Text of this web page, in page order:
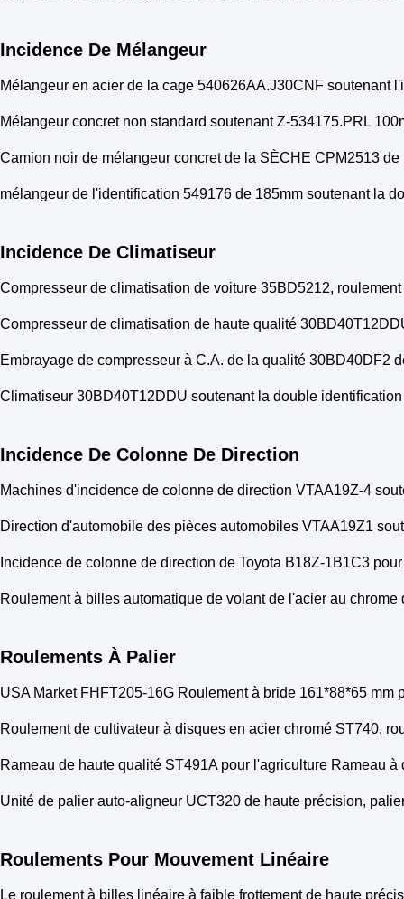
Incidence De Mélangeur
Mélangeur en acier de la cage 540626AA.J30CNF soutenant
Mélangeur concret non standard soutenant Z-534175.PRL
Camion noir de mélangeur concret de la SÈCHE CPM2513
mélangeur de l'identification 549176 de 185mm soutenant la
Incidence De Climatiseur
Compresseur de climatisation de voiture 35BD5212,
Compresseur de climatisation de haute qualité
Embrayage de compresseur à C.A. de la qualité 30BD40DF2
Climatiseur 30BD40T12DDU soutenant la double
Incidence De Colonne De Direction
Machines d'incidence de colonne de direction VTAA19Z-4
Direction d'automobile des pièces automobiles VTAA19Z1
Incidence de colonne de direction de Toyota B18Z-1B1C3
Roulement à billes automatique de volant de l'acier au
Roulements À Palier
USA Market FHFT205-16G Roulement à bride 161*88*65 mm
Roulement de cultivateur à disques en acier chromé ST740,
Rameau de haute qualité ST491A pour l'agriculture Rameau
Unité de palier auto-aligneur UCT320 de haute précision,
Roulements Pour Mouvement Linéaire
Le roulement à billes linéaire à faible frottement de haute